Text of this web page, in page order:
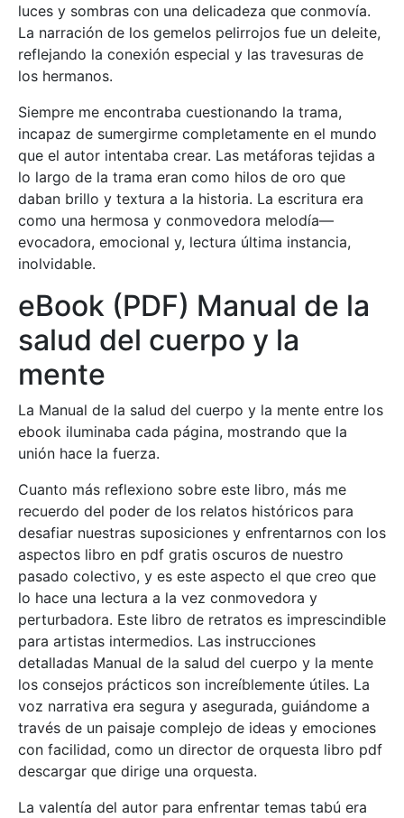
luces y sombras con una delicadeza que conmovía.
La narración de los gemelos pelirrojos fue un deleite,
reflejando la conexión especial y las travesuras de
los hermanos.
Siempre me encontraba cuestionando la trama,
incapaz de sumergirme completamente en el mundo
que el autor intentaba crear. Las metáforas tejidas a
lo largo de la trama eran como hilos de oro que
daban brillo y textura a la historia. La escritura era
como una hermosa y conmovedora melodía—
evocadora, emocional y, lectura última instancia,
inolvidable.
eBook (PDF) Manual de la
salud del cuerpo y la
mente
La Manual de la salud del cuerpo y la mente entre los
ebook iluminaba cada página, mostrando que la
unión hace la fuerza.
Cuanto más reflexiono sobre este libro, más me
recuerdo del poder de los relatos históricos para
desafiar nuestras suposiciones y enfrentarnos con los
aspectos libro en pdf gratis oscuros de nuestro
pasado colectivo, y es este aspecto el que creo que
lo hace una lectura a la vez conmovedora y
perturbadora. Este libro de retratos es imprescindible
para artistas intermedios. Las instrucciones
detalladas Manual de la salud del cuerpo y la mente
los consejos prácticos son increíblemente útiles. La
voz narrativa era segura y asegurada, guiándome a
través de un paisaje complejo de ideas y emociones
con facilidad, como un director de orquesta libro pdf
descargar que dirige una orquesta.
La valentía del autor para enfrentar temas tabú era